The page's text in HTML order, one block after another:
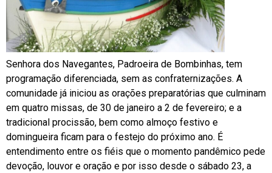
Senhora dos Navegantes, Padroeira de Bombinhas, tem
programação diferenciada, sem as confraternizações. A
comunidade já iniciou as orações preparatórias que culminam
em quatro missas, de 30 de janeiro a 2 de fevereiro; e a
tradicional procissão, bem como almoço festivo e
domingueira ficam para o festejo do próximo ano. É
entendimento entre os fiéis que o momento pandêmico pede
devoção, louvor e oração e por isso desde o sábado 23, a